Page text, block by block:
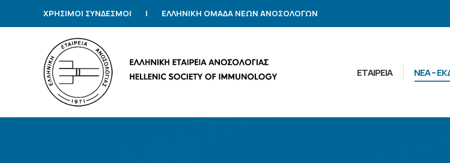
ΧΡΗΣΙΜΟΙ ΣΥΝΔΕΣΜΟΙ | ΕΛΛΗΝΙΚΗ ΟΜΑΔΑ ΝΕΩΝ ΑΝΟΣΟΛΟΓΩΝ
ΕΤΑΙΡΕΙΑ ΝΕΑ –